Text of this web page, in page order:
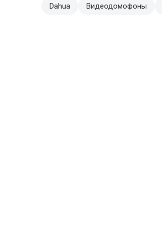
Dahua Видеодомофоны